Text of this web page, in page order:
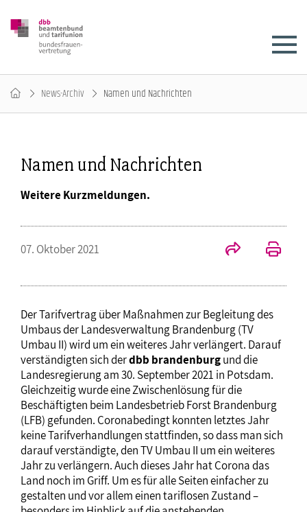
News-Archiv Namen und Nachrichten
Namen und Nachrichten
Weitere Kurzmeldungen.
07. Oktober 2021
Der Tarifvertrag über Maßnahmen zur Begleitung des
Umbaus der Landesverwaltung Brandenburg (TV
Umbau II) wird um ein weiteres Jahr verlängert. Darauf
verständigten sich derdbb brandenburgund die
Landesregierung am 30. September 2021 in Potsdam.
Gleichzeitig wurde eine Zwischenlösung für die
Beschäftigten beim Landesbetrieb Forst Brandenburg
(LFB) gefunden. Coronabedingt konnten letztes Jahr
keine Tarifverhandlungen stattfinden, so dass man sich
darauf verständigte, den TV Umbau II um ein weiteres
Jahr zu verlängern. Auch dieses Jahr hat Corona das
Land noch im Griff. Um es für alle Seiten einfacher zu
gestalten und vor allem einen tariflosen Zustand –